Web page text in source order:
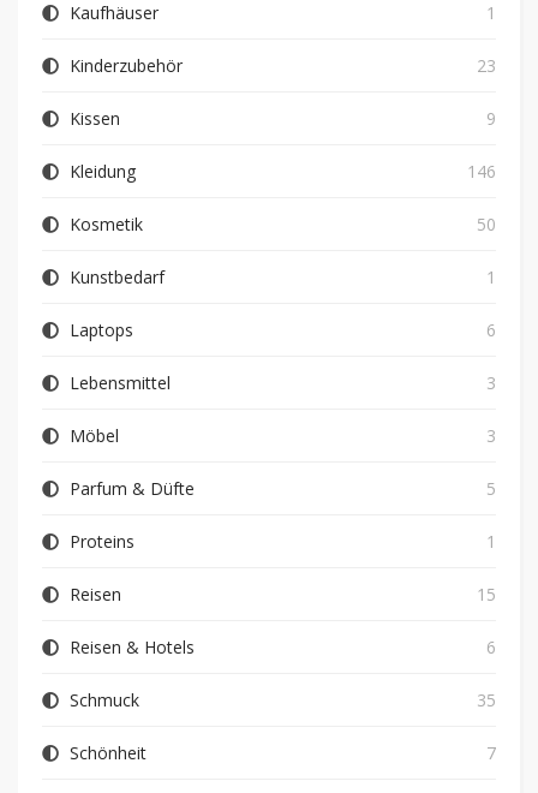
Kaufhäuser 1
Kinderzubehör 23
Kissen 9
Kleidung 146
Kosmetik 50
Kunstbedarf 1
Laptops 6
Lebensmittel 3
Möbel 3
Parfum & Düfte 5
Proteins 1
Reisen 15
Reisen & Hotels 6
Schmuck 35
Schönheit 7